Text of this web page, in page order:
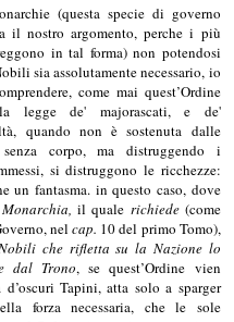
(questa specie di governo
il nostro argomento, perche i più
in tal forma) non potendosi
sia assolutamente necessario, io
come mai quest’Ordine
legge de' majorascati, e de'
quando non è sostenuta dalle
senza corpo, ma distruggendo i
si distruggono le ricchezze:
un fantasma. in questo caso, dove
il quale richiede(come
nelcap. 10 del primo Tomo),
che rifletta su la Nazione lo
dal Trono, se quest’Ordine vien
Tapini, atta solo a sparger
forza necessaria, che le sole